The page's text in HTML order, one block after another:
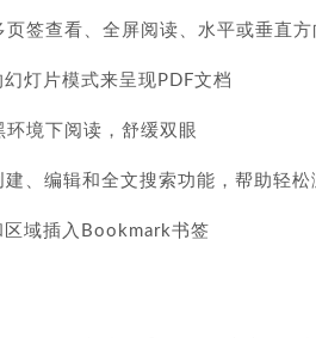
页签查看、全屏阅读、水平或垂直
灯片模式来呈现PDF文档
境下阅读，舒缓双眼
、编辑和全文搜索功能，帮助轻松
区域插入Bookmark书签